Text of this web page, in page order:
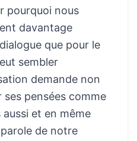
pourquoi nous
davantage
que pour le
sembler
demande non
ses pensées comme
et en même
de notre